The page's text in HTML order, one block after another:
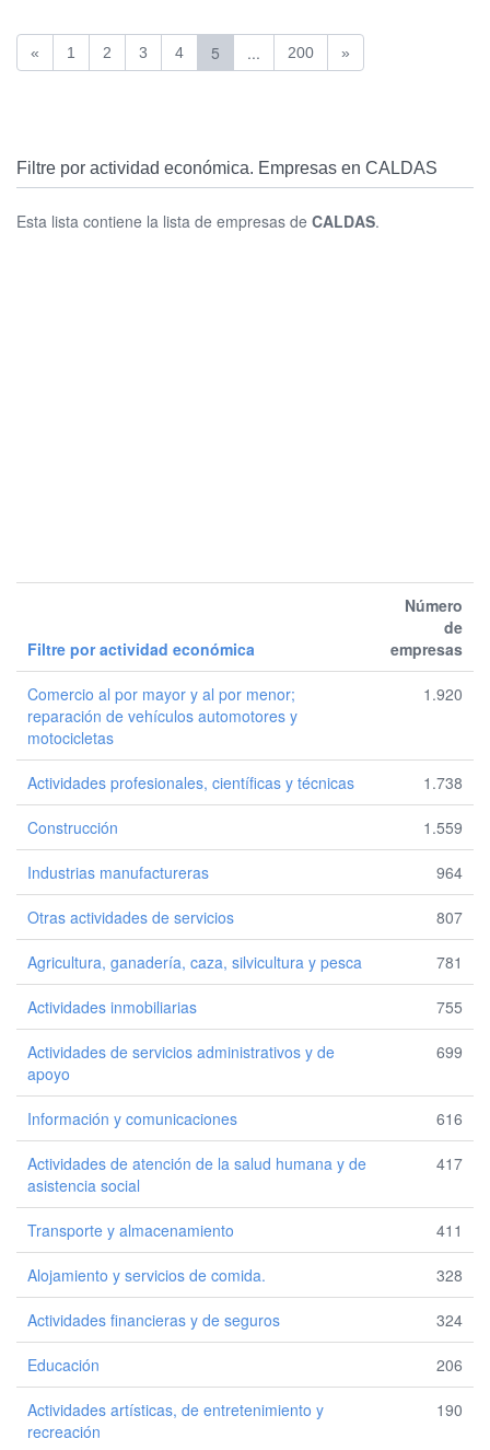
« 1 2 3 4 5 ... 200 »
Filtre por actividad económica. Empresas en CALDAS
Esta lista contiene la lista de empresas de CALDAS.
Filtre por actividad económica
Número
de
empresas
Comercio al por mayor y al por menor;
reparación de vehículos automotores y
motocicletas
1.920
Actividades profesionales, científicas y técnicas 1.738
Construcción 1.559
Industrias manufactureras 964
Otras actividades de servicios 807
Agricultura, ganadería, caza, silvicultura y pesca 781
Actividades inmobiliarias 755
Actividades de servicios administrativos y de
apoyo
699
Información y comunicaciones 616
Actividades de atención de la salud humana y de
asistencia social
417
Transporte y almacenamiento 411
Alojamiento y servicios de comida. 328
Actividades financieras y de seguros 324
Educación 206
Actividades artísticas, de entretenimiento y
recreación
190